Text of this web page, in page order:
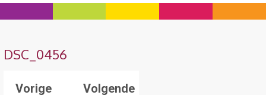
DSC_0456
Vorige Volgende